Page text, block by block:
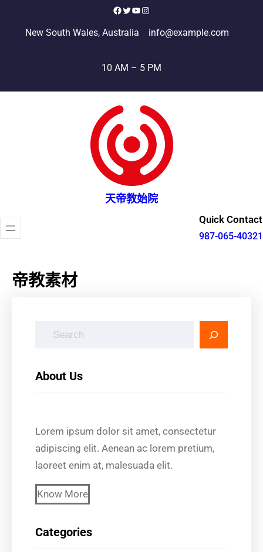
容
Facebook
X YouTube
Instagram
New South Wales, Australia info@example.com
10 AM – 5 PM
天帝教始院
Quick Contact
987-065-40321
帝教素材
About Us
Lorem ipsum dolor sit amet, consectetur
adipiscing elit. Aenean ac lorem pretium,
laoreet enim at, malesuada elit.
Know More
Categories